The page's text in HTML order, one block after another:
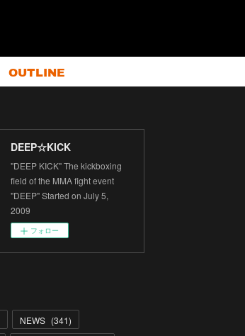
OUTLINE
DEEP☆KICK
"DEEP KICK" The kickboxing
field of the MMA fight event
"DEEP" Started on July 5,
2009
フォロー
NEWS (341)